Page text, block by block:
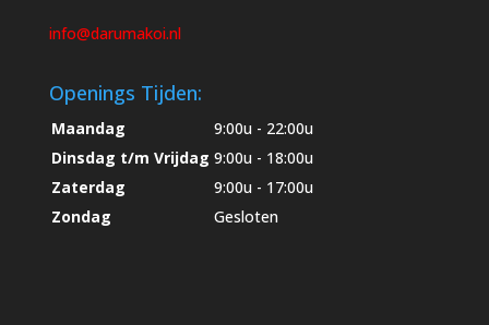
info@darumakoi.nl
Openings Tijden:
Maandag
9:00u - 22:00u
Dinsdag t/m Vrijdag 9:00u - 18:00u
Zaterdag
9:00u - 17:00u
Zondag
Gesloten